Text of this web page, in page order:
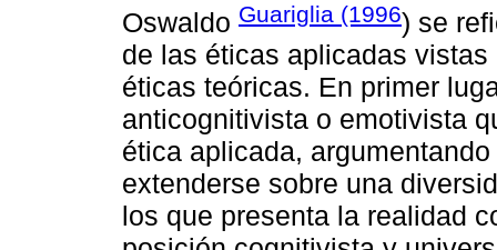
Oswaldo Guariglia (1996) se
de las éticas aplicadas
éticas teóricas. En primer
anticognitivista o emotivista
ética aplicada,
extenderse sobre una
los que presenta la realidad